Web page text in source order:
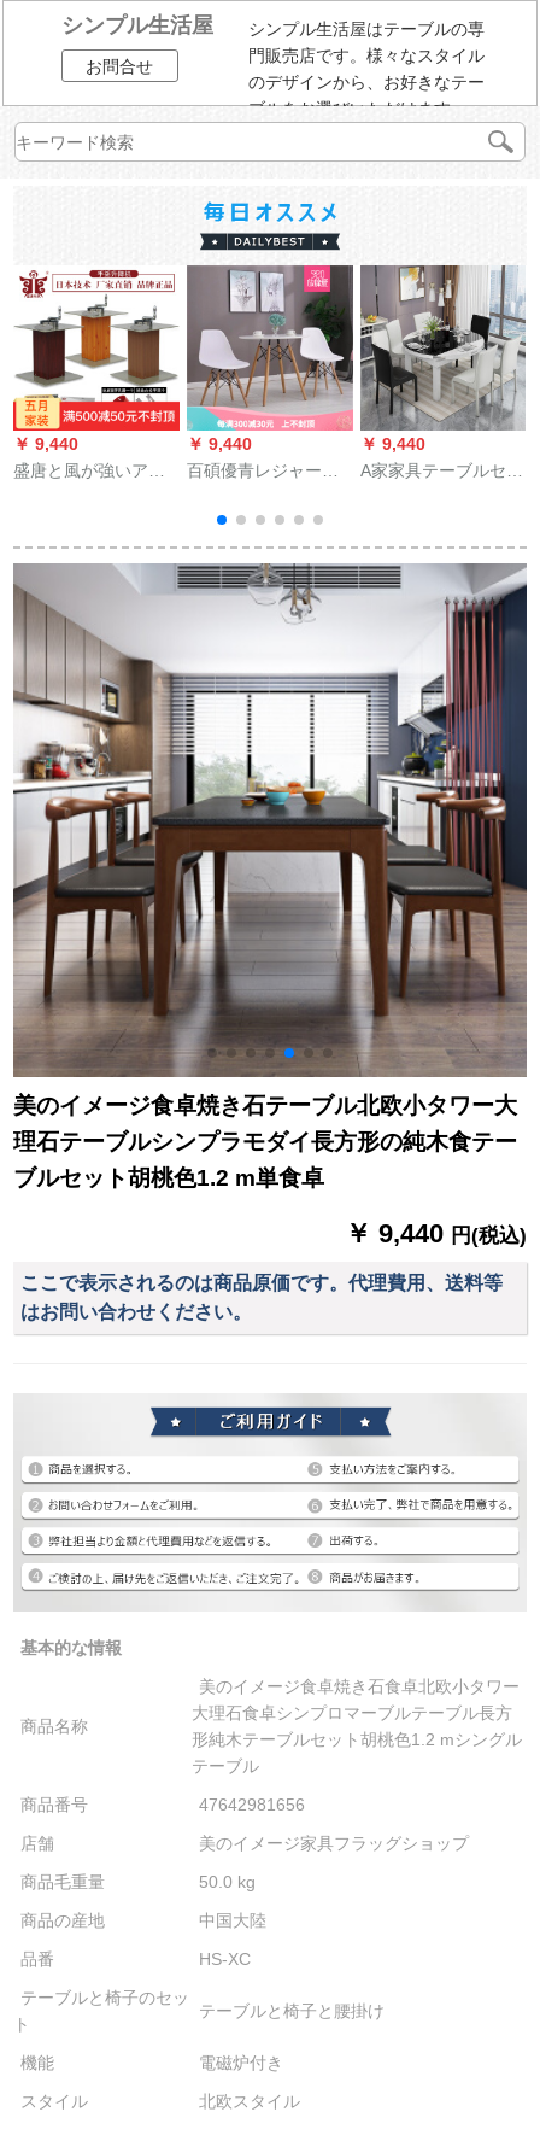
シンプル生活屋
お問合せ
シンプル生活屋はテーブルの専
門販売店です。様々なスタイル
のデザインから、お好きなテー
ブルをお選びいただけます。
￥ 9,440
盛唐と風が強いアル
て昇降テーブル家庭
用昇降器S 31型の小
アルミニウム（2色は
オプション）
￥ 9,440
百碩優青レジャーテ
ス小さい円卓レジャ
ーシングルモダイン
接客商談テーブルセ
ット喫茶店ミルクテ
ィーのテーブルと椅
テーブルの二つのブ
ラックテーブル（デ
フォルトの髪の黒い
椅子）
￥ 9,440
A家家具テーブルセッ
みテーブル可伸縮円
テーブル一台DC
美のイメージ食卓焼き石テーブル北欧小タワー大
理石テーブルシンプラモダイ長方形の純木食テー
ブルセット胡桃色1.2 m単食卓
￥ 9,440 円(税込)
ここで表示されるのは商品原価です。代理費用、送料等
はお問い合わせください。
基本的な情報
商品名称
美のイメージ食卓焼き石食卓北欧小タワー
大理石食卓シンプロマーブルテーブル長方
形純木テーブルセット胡桃色1.2 mシングル
テーブル
商品番号
47642981656
店舗
美のイメージ家具フラッグショップ
商品毛重量
50.0 kg
商品の産地
中国大陸
品番
HS-XC
テーブルと椅子のセッ
ト
テーブルと椅子と腰掛け
機能
電磁炉付き
スタイル
北欧スタイル